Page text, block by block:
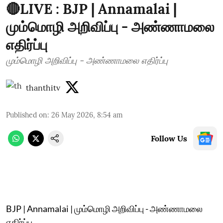
🔴LIVE : BJP | Annamalai |
மும்மொழி அறிவிப்பு - அண்ணாமலை
எதிர்ப்பு
மும்மொழி அறிவிப்பு - அண்ணாமலை எதிர்ப்பு
thanthitv
Published on: 26 May 2026, 8:54 am
Follow Us
BJP | Annamalai | மும்மொழி அறிவிப்பு - அண்ணாமலை